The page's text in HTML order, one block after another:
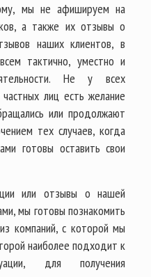
мы не афишируем на
а также их отзывы о
наших клиентов, в
тактично, уместно и
Не у всех
лиц есть желание
или продолжают
тех случаев, когда
готовы оставить свои
или отзывы о нашей
мы готовы познакомить
компаний, с которой мы
наиболее подходит к
для получения